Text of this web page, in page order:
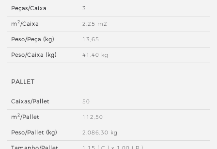
Peças/Caixa 3
m2/Caixa 2,25 m2
Peso/Peça (kg) 13,65
Peso/Caixa (kg) 41,40 kg
PALLET
Caixas/Pallet 50
m2/Pallet 112,50
Peso/Pallet (kg) 2.086,30 kg